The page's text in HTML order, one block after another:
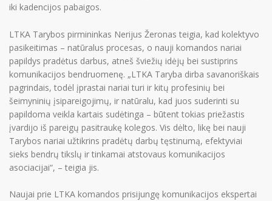
PRISIJUNGTI →
Pamiršote slaptažodį?Spauskite čia
Norite tapti nariu?Spauskite čia
iki kadencijos pabaigos.
LTKA Tarybos pirmininkas Nerijus Žeronas teigia, kad kolektyvo
pasikeitimas – natūralus procesas, o nauji komandos nariai
papildys pradėtus darbus, atneš šviežių idėjų bei sustiprins
komunikacijos bendruomenę. „LTKA Taryba dirba savanoriškais
pagrindais, todėl įprastai nariai turi ir kitų profesinių bei
šeimyninių įsipareigojimų, ir natūralu, kad juos suderinti su
papildoma veikla kartais sudėtinga – būtent tokias priežastis
įvardijo iš pareigų pasitraukę kolegos. Vis dėlto, likę bei nauji
Tarybos nariai užtikrins pradėtų darbų tęstinumą, efektyviai
sieks bendrų tikslų ir tinkamai atstovaus komunikacijos
asociacijai“, – teigia jis.
Naujai prie LTKA komandos prisijungę komunikacijos ekspertai